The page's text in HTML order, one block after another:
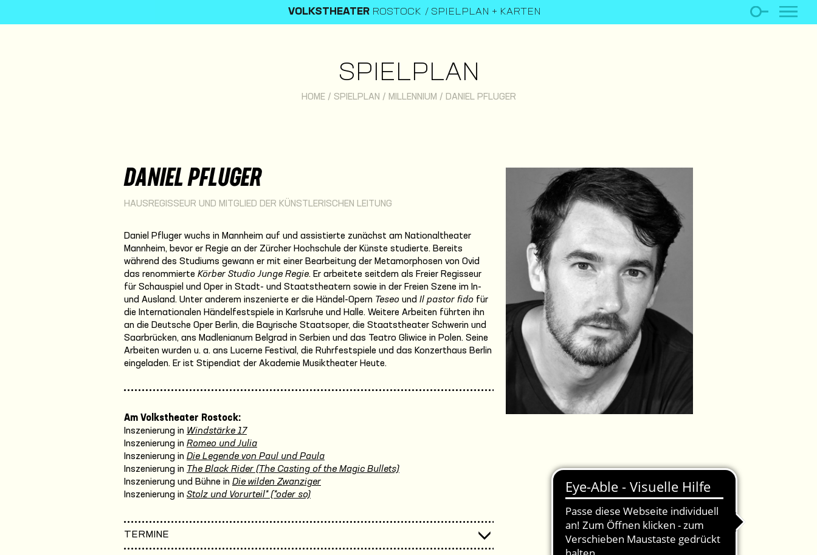
VOLKSTHEATER ROSTOCK SPIELPLAN + KARTEN
SPIELPLAN
HOME/ SPIELPLAN / MILLENNIUM / DANIEL PFLUGER
DANIEL PFLUGER
HAUSREGISSEUR UND MITGLIED DER KÜNSTLERISCHEN LEITUNG
Daniel Pfluger wuchs in Mannheim auf und assistierte zunächst am Nationaltheater
Mannheim, bevor er Regie an der Zürcher Hochschule der Künste studierte. Bereits
während des Studiums gewann er mit einer Bearbeitung der Metamorphosen von Ovid
das renommierte Körber Studio Junge Regie. Er arbeitete seitdem als Freier Regisseur
für Schauspiel und Oper in Stadt- und Staatstheatern sowie in der Freien Szene im In-
und Ausland. Unter anderem inszenierte er die Händel-Opern Teseo und Il pastor fido für
die Internationalen Händelfestspiele in Karlsruhe und Halle. Weitere Arbeiten führten ihn
an die Deutsche Oper Berlin, die Bayrische Staatsoper, die Staatstheater Schwerin und
Saarbrücken, ans Madlenianum Belgrad in Serbien und das Teatro Gliwice in Polen. Seine
Arbeiten wurden u. a. ans Lucerne Festival, die Ruhrfestspiele und das Konzerthaus Berlin
eingeladen. Er ist Stipendiat der Akademie Musiktheater Heute.
Am Volkstheater Rostock:
Inszenierung in Windstärke 17
Inszenierung in Romeo und Julia
Inszenierung in Die Legende von Paul und Paula
Inszenierung in The Black Rider (The Casting of the Magic Bullets)
Inszenierung und Bühne in Die wilden Zwanziger
Inszenierung in Stolz und Vorurteil* (*oder so)
TERMINE